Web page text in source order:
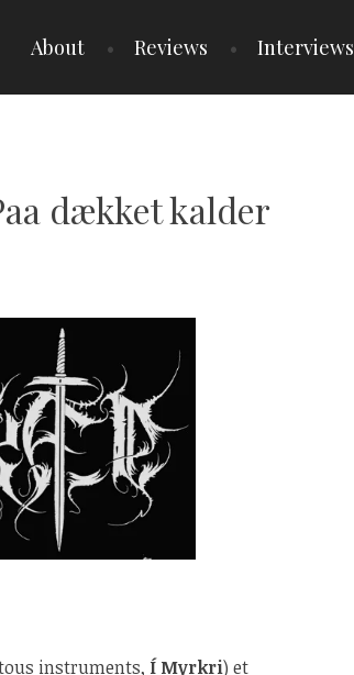
About Reviews Interviews
dækket kalder
instruments, Í Myrkri) et